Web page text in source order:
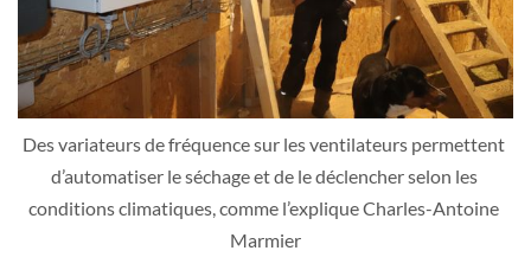
Des variateurs de fréquence sur les ventilateurs permettent
d’automatiser le séchage et de le déclencher selon les
conditions climatiques, comme l’explique Charles-Antoine
Marmier